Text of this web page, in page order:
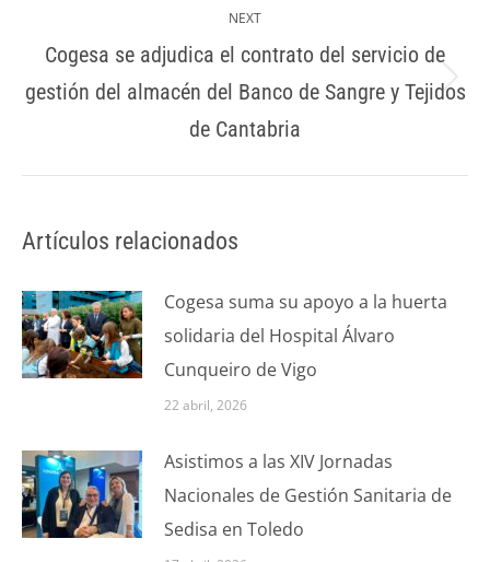
NEXT
Next
post:
Cogesa se adjudica el contrato del servicio de
gestión del almacén del Banco de Sangre y Tejidos
de Cantabria
Artículos relacionados
Cogesa suma su apoyo a la huerta
solidaria del Hospital Álvaro
Cunqueiro de Vigo
22 abril, 2026
Asistimos a las XIV Jornadas
Nacionales de Gestión Sanitaria de
Sedisa en Toledo